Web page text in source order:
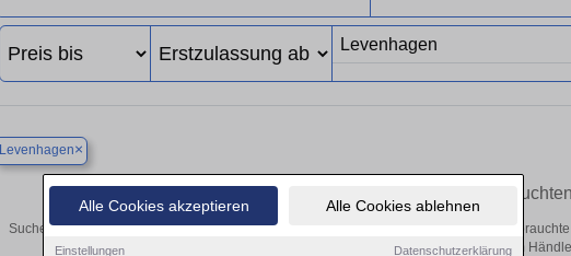
Alle Cookies akzeptieren Alle Cookies ablehnen
Einstellungen Datenschutzerklärung
Levenhagen×
Finden Sie in Levenhagen Ihren
Suchen Sie in Levenhagen einen Skoda Kodiaq Gebrauchtwagen? Entdecken Sie
Preisklassen von privat und vom